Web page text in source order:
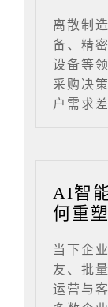
离散制
备、精
设备等
采购决
户需求
AI智
何重
当下企
友、批
运营与